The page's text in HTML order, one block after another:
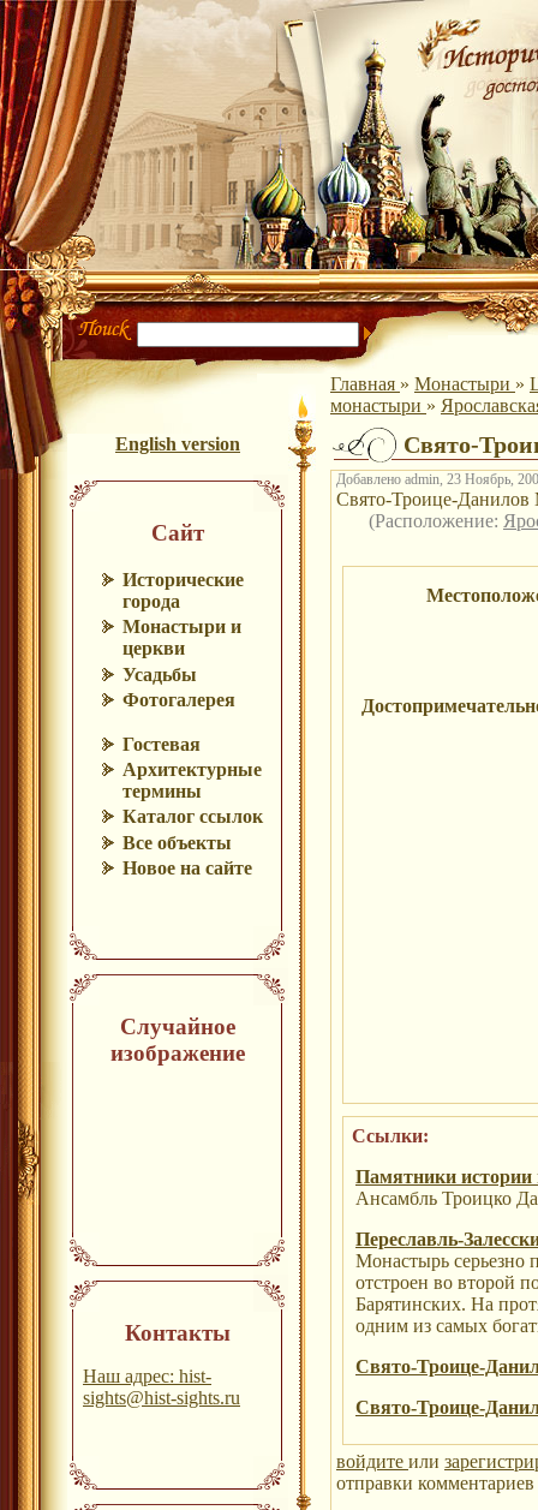
English version
Сайт
Исторические
города
Монастыри и
церкви
Усадьбы
Фотогалерея
Гостевая
Архитектурные
термины
Каталог ссылок
Все объекты
Новое на сайте
Случайное
изображение
Контакты
Наш адрес: hist-
sights@hist-sights.ru
Главная » Монастыри »
монастыри »
Свято-
Добавлено admin, 23 Ноябрь,
Свято-Троице-Данилов
(Расположение:
Ссылки:
Памятники истории
Ансамбль Троицко
Переславль-
Монастырь серьезно
отстроен во второй
Барятинских. На
одним из самых
Свято-Троице-
Свято-Троице-
войдите или
отправки